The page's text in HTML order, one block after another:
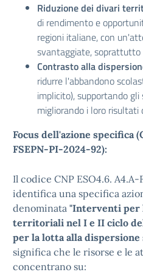
Riduzione dei divari
di rendimento e
regioni italiane, con
svantaggiate, soprattutto
Contrasto alla
ridurre l'abbandono
implicito), supportando
migliorando i loro risultati
Focus dell'azione specifica
FSEPN-PI-2024-92):
Il codice CNP ESO4.6.
identifica una specifica
denominata "Interventi per
territoriali nel I e II ciclo
per la lotta alla dispersione
significa che le risorse e le
concentrano su: